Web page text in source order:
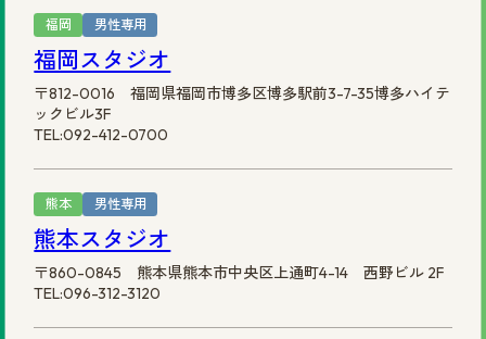
福岡 男性専用
福岡スタジオ
〒812-0016 福岡県福岡市博多区博多駅前3-7-35博多ハイテ
ックビル3F
TEL:092-412-0700
熊本 男性専用
熊本スタジオ
〒860-0845 熊本県熊本市中央区上通町4-14 西野ビル 2F
TEL:096-312-3120